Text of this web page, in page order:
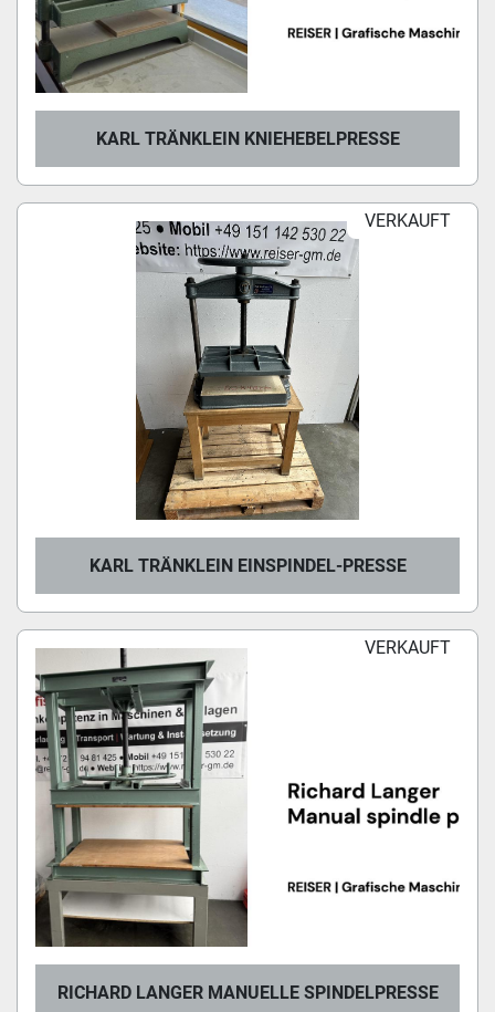
KARL TRÄNKLEIN KNIEHEBELPRESSE
VERKAUFT
KARL TRÄNKLEIN EINSPINDEL-PRESSE
VERKAUFT
RICHARD LANGER MANUELLE SPINDELPRESSE